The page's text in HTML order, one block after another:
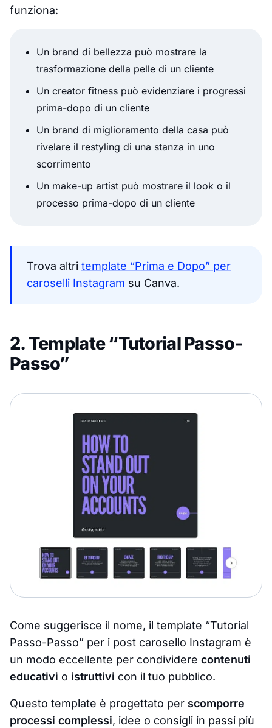
funziona:
Un brand di bellezza può mostrare la
trasformazione della pelle di un cliente
Un creator fitness può evidenziare i progressi
prima-dopo di un cliente
Un brand di miglioramento della casa può
rivelare il restyling di una stanza in uno
scorrimento
Un make-up artist può mostrare il look o il
processo prima-dopo di un cliente
Trova altri template “Prima e Dopo” per
caroselli Instagram su Canva.
2. Template “Tutorial Passo-
Passo”
Come suggerisce il nome, il template “Tutorial
Passo-Passo” per i post carosello Instagram è
un modo eccellente per condividere contenuti
educativi o istruttivi con il tuo pubblico.
Questo template è progettato per scomporre
processi complessi, idee o consigli in passi più